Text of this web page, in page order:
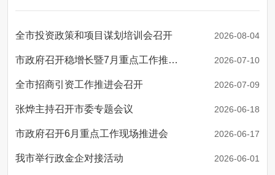
2026-08-04
全市投资政策和项目谋划培训会召开
2026-07-10
市政府召开稳增长暨7月重点工作推进会
2026-07-09
全市招商引资工作推进会召开
2026-06-18
张烨主持召开市委专题会议
2026-06-17
市政府召开6月重点工作现场推进会
2026-06-01
我市举行政金企对接活动